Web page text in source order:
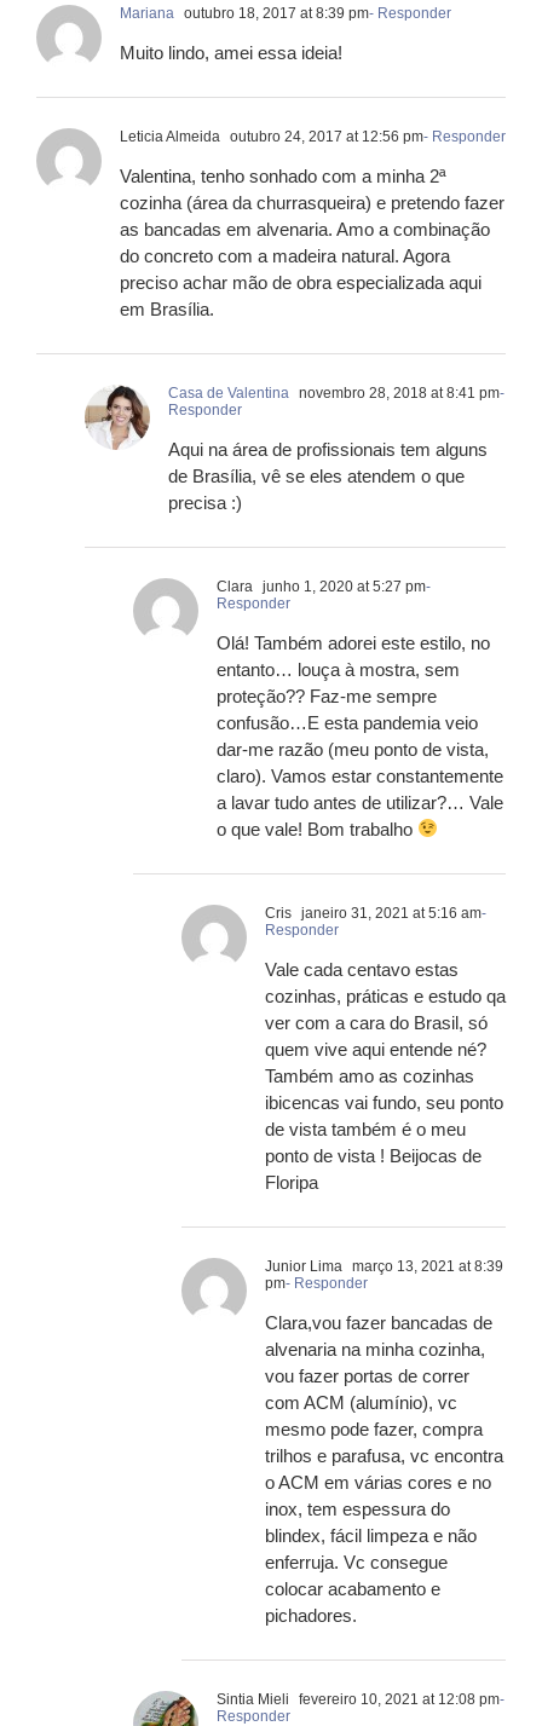
Mariana outubro 18, 2017 at 8:39 pm- Responder
Muito lindo, amei essa ideia!
Leticia Almeida outubro 24, 2017 at 12:56 pm- Responder
Valentina, tenho sonhado com a minha 2ª
cozinha (área da churrasqueira) e pretendo fazer
as bancadas em alvenaria. Amo a combinação
do concreto com a madeira natural. Agora
preciso achar mão de obra especializada aqui
em Brasília.
Casa de Valentina novembro 28, 2018 at 8:41 pm-
Responder
Aqui na área de profissionais tem alguns
de Brasília, vê se eles atendem o que
precisa :)
Clara junho 1, 2020 at 5:27 pm-
Responder
Olá! Também adorei este estilo, no
entanto… louça à mostra, sem
proteção?? Faz-me sempre
confusão…E esta pandemia veio
dar-me razão (meu ponto de vista,
claro). Vamos estar constantemente
a lavar tudo antes de utilizar?… Vale
o que vale! Bom trabalho
Cris janeiro 31, 2021 at 5:16 am-
Responder
Vale cada centavo estas
cozinhas, práticas e estudo qa
ver com a cara do Brasil, só
quem vive aqui entende né?
Também amo as cozinhas
ibicencas vai fundo, seu ponto
de vista também é o meu
ponto de vista ! Beijocas de
Floripa
Junior Lima março 13, 2021 at 8:39
pm- Responder
Clara,vou fazer bancadas de
alvenaria na minha cozinha,
vou fazer portas de correr
com ACM (alumínio), vc
mesmo pode fazer, compra
trilhos e parafusa, vc encontra
o ACM em várias cores e no
inox, tem espessura do
blindex, fácil limpeza e não
enferruja. Vc consegue
colocar acabamento e
pichadores.
Sintia Mieli fevereiro 10, 2021 at 12:08 pm-
Responder